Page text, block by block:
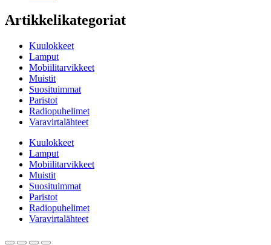
Artikkelikategoriat
Kuulokkeet
Lamput
Mobiilitarvikkeet
Muistit
Suosituimmat
Paristot
Radiopuhelimet
Varavirtalähteet
Kuulokkeet
Lamput
Mobiilitarvikkeet
Muistit
Suosituimmat
Paristot
Radiopuhelimet
Varavirtalähteet